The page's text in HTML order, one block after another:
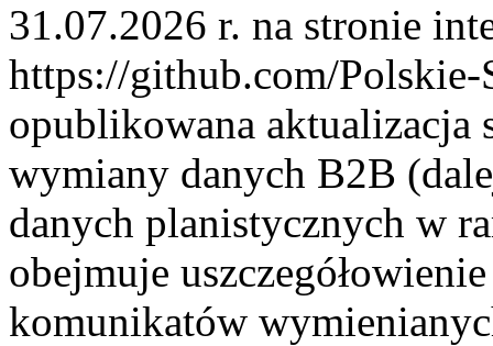
31.07.2026 r. na stronie
https://github.com/Polskie-
opublikowana aktualizacja
wymiany danych B2B
danych planistycznych w
obejmuje
komunikatów